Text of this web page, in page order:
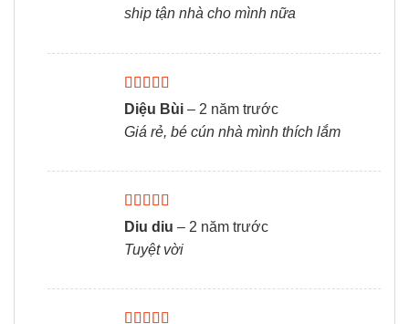
ship tận nhà cho mình nữa
Được xếp
hạng 55 sao
Diệu Bùi – 2 năm trước
Giá rẻ, bé cún nhà mình thích lắm
Được xếp
hạng55 sao
Diu diu – 2 năm trước
Tuyệt vời